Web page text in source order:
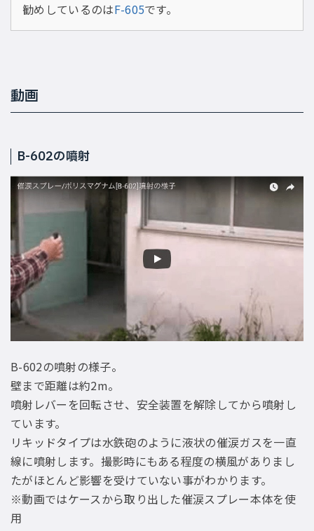
勧めしているのはF-605です。
動画
B-602の噴射
B-602の噴射の様子。
壁まで距離は約2m。
噴射レバーを回転させ、安全装置を解除してから噴射し
ています。
リキッドタイプは水鉄砲のように液状の催涙ガスを一直
線に噴射します。撮影時にもある程度の横風がありまし
たがほとんど影響を受けていない事がわかります。
※動画ではケースから取り出した催涙スプレー本体を使
用